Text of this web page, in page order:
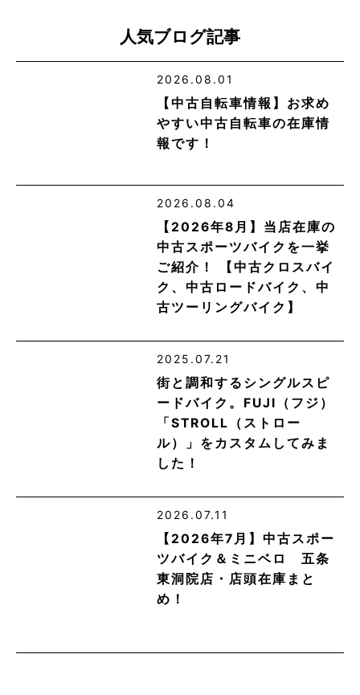
人気ブログ記事
2026.08.01
【中古自転車情報】お求め
やすい中古自転車の在庫情
報です！
2026.08.04
【2026年8月】当店在庫の
中古スポーツバイクを一挙
ご紹介！ 【中古クロスバイ
ク、中古ロードバイク、中
古ツーリングバイク】
2025.07.21
街と調和するシングルスピ
ードバイク。FUJI（フジ）
「STROLL（ストロー
ル）」をカスタムしてみま
した！
2026.07.11
【2026年7月】中古スポー
ツバイク＆ミニベロ 五条
東洞院店・店頭在庫まと
め！